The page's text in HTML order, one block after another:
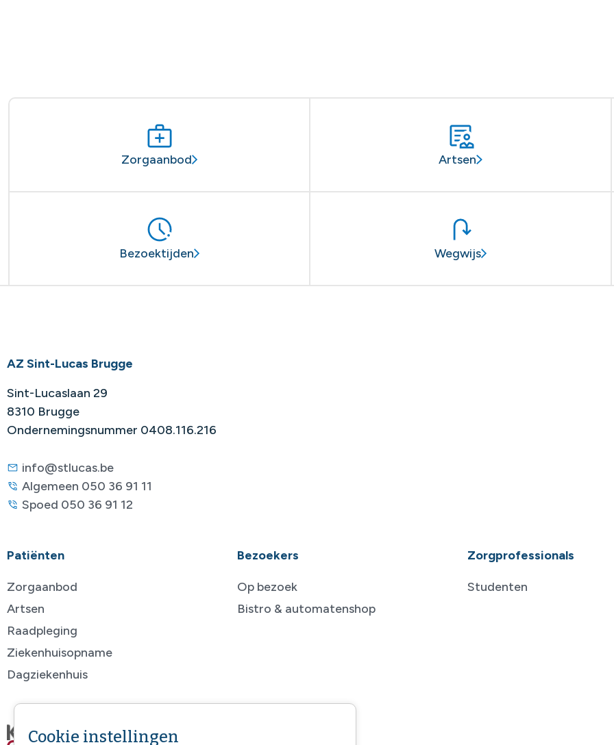
Zorgaanbod Artsen
Bezoektijden Wegwijs
AZ Sint-Lucas Brugge
Sint-Lucaslaan 29
8310 Brugge
Ondernemingsnummer 0408.116.216
info@stlucas.be
Algemeen 050 36 91 11
Spoed 050 36 91 12
Patiënten
Zorgaanbod
Artsen
Raadpleging
Ziekenhuisopname
Dagziekenhuis
Bezoekers
Op bezoek
Bistro & automatenshop
Zorgprofessionals
Studenten
Cookie instellingen